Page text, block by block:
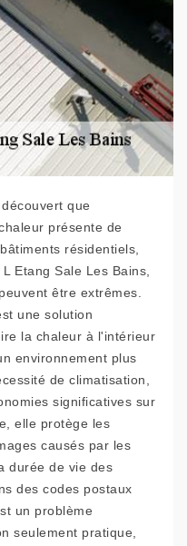
que
présente de
résidentiels,
Etang Sale Les Bains,
être extrêmes.
une solution
la chaleur à l'intérieur
environnement plus
de climatisation,
significatives sur
elle protège les
causés par les
durée de vie des
des codes postaux
un problème
seulement pratique,